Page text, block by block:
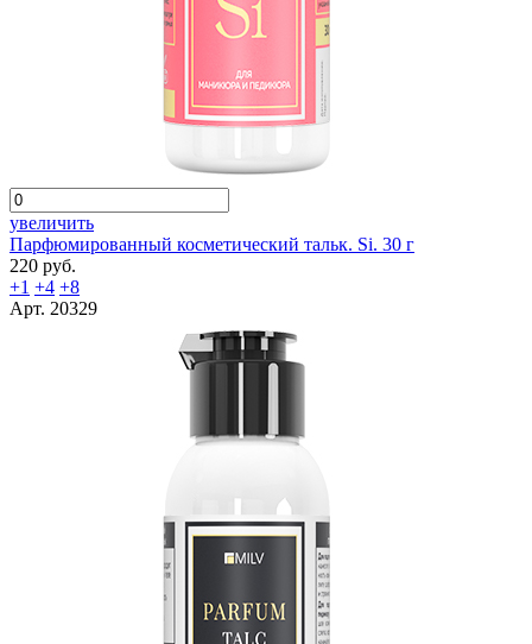
увеличить
Парфюмированный косметический тальк. Si. 30 г
220 руб.
+1 +4 +8
Арт. 20329